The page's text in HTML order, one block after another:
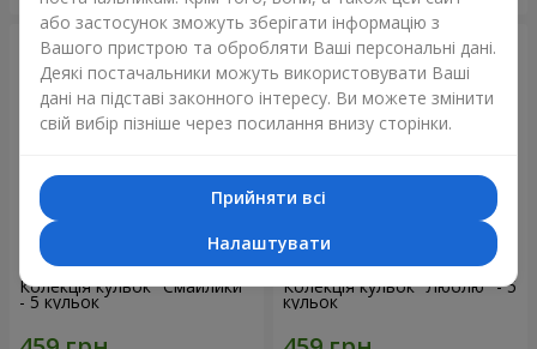
Колекція кульок "Смайлики"
- 5 кульок
Колекція кульок "Люблю" - 5
кульок
або застосунок зможуть зберігати інформацію з
Вашого пристрою та обробляти Ваші персональні дані.
Деякі постачальники можуть використовувати Ваші
дані на підставі законного інтересу. Ви можете змінити
свій вибір пізніше через посилання внизу сторінки.
Прийняти всі
Налаштувати